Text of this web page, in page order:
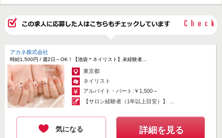
Ｑ．エントリー後はどのように連絡が来ますか？
せていただきます。
その後、次のステップへ進む意志がある方には、技術チェック後にご
希望のエリアにあるサロンへの見学を行います。
Q．集客が不安です。全くお客様を連れてこれないのですが大丈夫で
すか？
Ａ．顧客0の状態から集客する方が、全体の8割です！
美容室のお客様の集客も見込めますし、当社で最適な集客方法など
アドバイスしておりますので、ご安心ください。
給！！
アカネ株式会社
時給1,500円 / 週2日～OK！【池袋＊ネイリスト】未経験者...
東京都
ネイリスト
アルバイト・パート:￥1,500～
気になる 詳細を見る